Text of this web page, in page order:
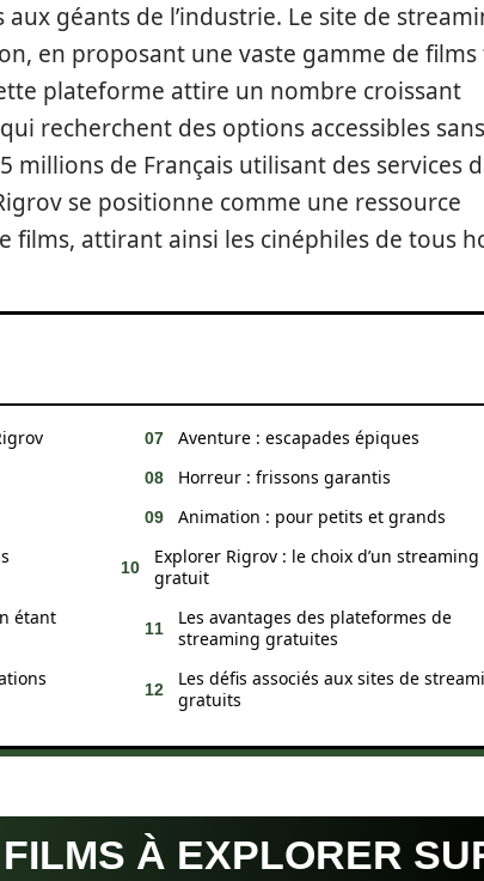
géants de l’industrie. Le site de
en proposant une vaste gamme de
plateforme attire un nombre croissant
recherchent des options accessibles
millions de Français utilisant des services
se positionne comme une ressource
attirant ainsi les cinéphiles de tous
étant
Aventure : escapades épiques
Horreur : frissons garantis
Animation : pour petits et grands
Explorer Rigrov : le choix d’un streaming
gratuit
Les avantages des plateformes de
streaming gratuites
Les défis associés aux sites de
gratuits
À EXPLORER